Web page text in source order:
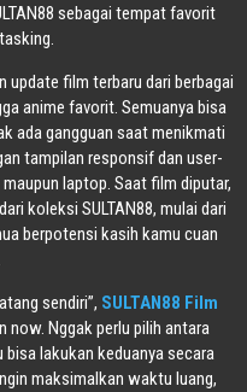
sebagai tempat favorit
update film terbaru dari berbagai
anime favorit. Semuanya bisa
ada gangguan saat menikmati
tampilan responsif dan user-
laptop. Saat film diputar,
koleksi SULTAN88, mulai dari
berpotensi kasih kamu cuan
sendiri”, SULTAN88 Film
now. Nggak perlu pilih antara
lakukan keduanya secara
maksimalkan waktu luang,